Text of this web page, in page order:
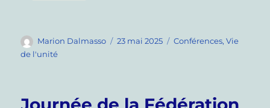
Auteur
Marion Dalmasso
Publié
23 mai 2025 Catégories
Conférences,Vie
de l'unité